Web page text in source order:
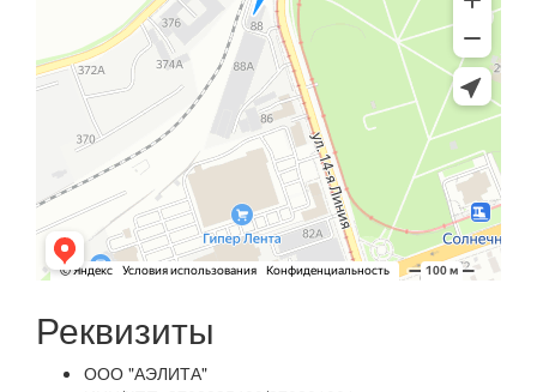
Реквизиты
ООО "АЭЛИТА"